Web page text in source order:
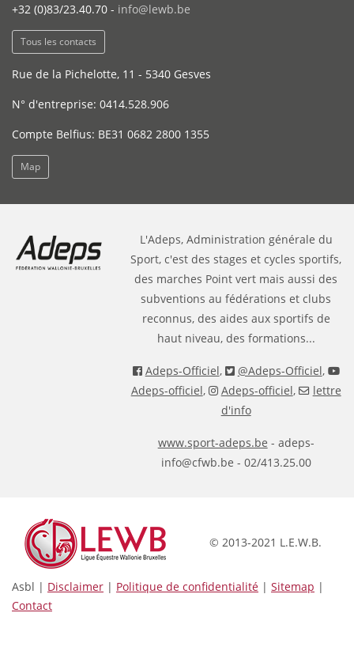
+32 (0)83/23.40.70 - info@lewb.be
Tous les contacts
Rue de la Pichelotte, 11 - 5340 Gesves
N° d'entreprise: 0414.528.906
Compte Belfius: BE31 0682 2800 1355
Map
L'Adeps, Administration générale du
Sport, c'est des stages et cycles sportifs,
des marches Point vert mais aussi des
subventions au fédérations et clubs
reconnus, des aides aux sportifs de
haut niveau, des formations...
Adeps-Officiel, @Adeps-Officiel,
Adeps-officiel, Adeps-officiel,
lettre
d'info
www.sport-adeps.be - adeps-
info@cfwb.be - 02/413.25.00
© 2013-2021 L.E.W.B.
Asbl | Disclaimer | Politique de confidentialité | Sitemap |
Contact